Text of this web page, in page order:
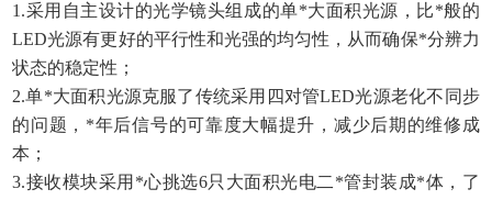
1.采用自主设计的光学镜头组成的单*大面积光源，比*般的
LED光源有更好的平行性和光强的均匀性，从而确保*分辨力
状态的稳定性；
2.单*大面积光源克服了传统采用四对管LED光源老化不同步
的问题，*年后信号的可靠度大幅提升，减少后期的维修成
本；
3.接收模块采用*心挑选6只大面积光电二*管封装成*体，了